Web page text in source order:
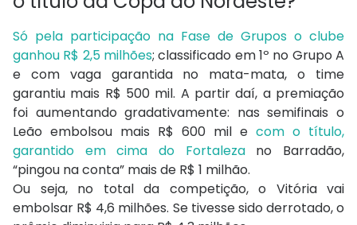
Só pela participação na Fase de Grupos o clube
ganhou R$ 2,5 milhões; classificado em 1º no Grupo A
e com vaga garantida no mata-mata, o time
garantiu mais R$ 500 mil. A partir daí, a premiação
foi aumentando gradativamente: nas semifinais o
Leão embolsou mais R$ 600 mil e com o título,
garantido em cima do Fortaleza no Barradão,
“pingou na conta” mais de R$ 1 milhão.
Ou seja, no total da competição, o Vitória vai
embolsar R$ 4,6 milhões. Se tivesse sido derrotado, o